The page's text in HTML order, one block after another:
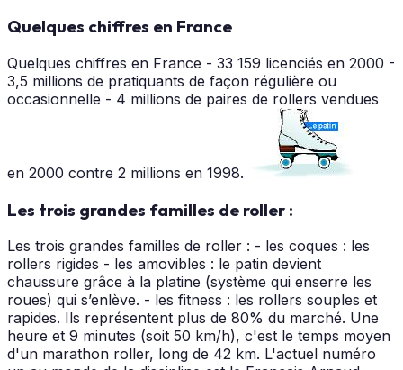
Quelques chiffres en France
Quelques chiffres en France - 33 159 licenciés en 2000 -
3,5 millions de pratiquants de façon régulière ou
occasionnelle - 4 millions de paires de rollers vendues
en 2000 contre 2 millions en 1998.
Les trois grandes familles de roller :
Les trois grandes familles de roller : - les coques : les
rollers rigides - les amovibles : le patin devient
chaussure grâce à la platine (système qui enserre les
roues) qui s’enlève. - les fitness : les rollers souples et
rapides. Ils représentent plus de 80% du marché. Une
heure et 9 minutes (soit 50 km/h), c'est le temps moyen
d'un marathon roller, long de 42 km. L'actuel numéro